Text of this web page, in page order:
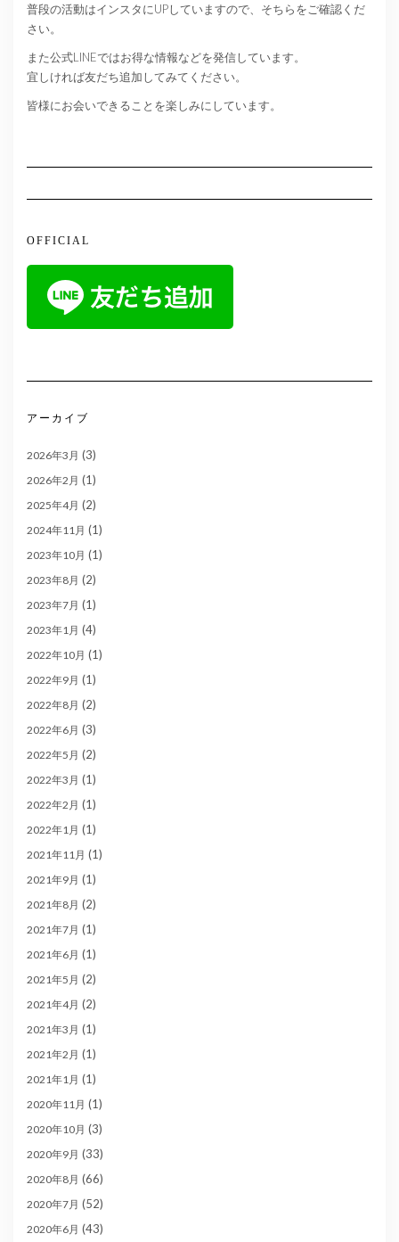
普段の活動はインスタにUPしていますので、そちらをご確認くだ
さい。
また公式LINEではお得な情報などを発信しています。
宜しければ友だち追加してみてください。
皆様にお会いできることを楽しみにしています。
OFFICIAL
アーカイブ
2026年3月 (3)
2026年2月 (1)
2025年4月 (2)
2024年11月 (1)
2023年10月 (1)
2023年8月 (2)
2023年7月 (1)
2023年1月 (4)
2022年10月 (1)
2022年9月 (1)
2022年8月 (2)
2022年6月 (3)
2022年5月 (2)
2022年3月 (1)
2022年2月 (1)
2022年1月 (1)
2021年11月 (1)
2021年9月 (1)
2021年8月 (2)
2021年7月 (1)
2021年6月 (1)
2021年5月 (2)
2021年4月 (2)
2021年3月 (1)
2021年2月 (1)
2021年1月 (1)
2020年11月 (1)
2020年10月 (3)
2020年9月 (33)
2020年8月 (66)
2020年7月 (52)
2020年6月 (43)